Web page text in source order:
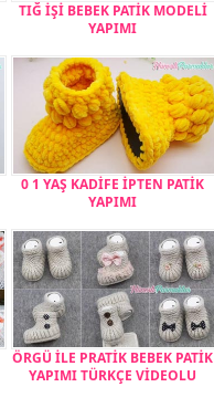
TIĞ İŞİ BEBEK PATİK MODELİ
YAPIMI
0 1 YAŞ KADİFE İPTEN PATİK
YAPIMI
ÖRGÜ İLE PRATİK BEBEK PATİK
YAPIMI TÜRKÇE VİDEOLU